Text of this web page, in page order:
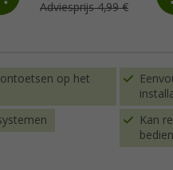
Adviesprijs 4,99 €
op het
Kan